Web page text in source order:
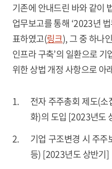
기존에 안내드린 바와 같이
업무보고를 통해 ‘2023년
표하였고(링크), 그 중 하나
인프라 구축’의 일환으로
위한 상법 개정 사항으로 아
1.
전자 주주총회 제도(
화)의 도입 [2023년도
2.
기업 구조변경 시 주
등) [2023년도 상반기]